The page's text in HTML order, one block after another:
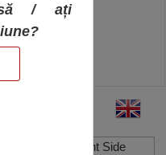
Show/Hide Right Side
să / ați